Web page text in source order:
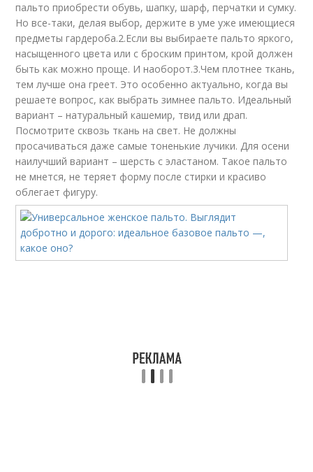
пальто приобрести обувь, шапку, шарф, перчатки и сумку.
Но все-таки, делая выбор, держите в уме уже имеющиеся
предметы гардероба.2.Если вы выбираете пальто яркого,
насыщенного цвета или с броским принтом, крой должен
быть как можно проще. И наоборот.3.Чем плотнее ткань,
тем лучше она греет. Это особенно актуально, когда вы
решаете вопрос, как выбрать зимнее пальто. Идеальный
вариант – натуральный кашемир, твид или драп.
Посмотрите сквозь ткань на свет. Не должны
просачиваться даже самые тоненькие лучики. Для осени
наилучший вариант – шерсть с эластаном. Такое пальто
не мнется, не теряет форму после стирки и красиво
облегает фигуру.